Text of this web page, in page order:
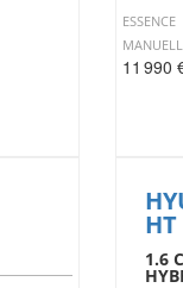
ESSENCE
11 990
HT
1.6